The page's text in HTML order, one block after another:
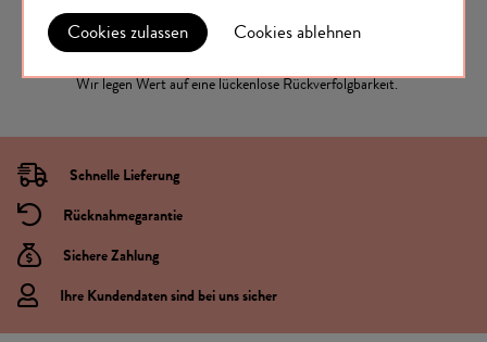
Cookies zulassen
Cookies ablehnen
Wir legen Wert auf eine lückenlose Rückverfolgbarkeit.
Schnelle Lieferung
Rücknahmegarantie
Sichere Zahlung
Ihre Kundendaten sind bei uns sicher